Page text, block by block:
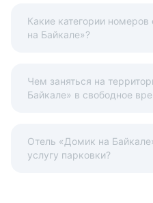
Какие категории
на Байкале»?
Чем заняться на
Байкале» в свободное
Отель «Домик на
услугу парковки?